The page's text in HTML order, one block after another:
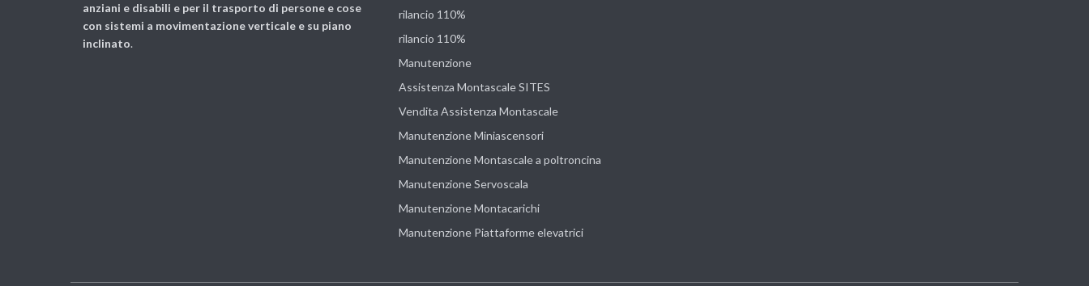
anziani e disabili e per il trasporto di persone e cose
con sistemi a movimentazione verticale e su piano
inclinato.
rilancio 110%
rilancio 110%
Manutenzione
Assistenza Montascale SITES
Vendita Assistenza Montascale
Manutenzione Miniascensori
Manutenzione Montascale a poltroncina
Manutenzione Servoscala
Manutenzione Montacarichi
Manutenzione Piattaforme elevatrici